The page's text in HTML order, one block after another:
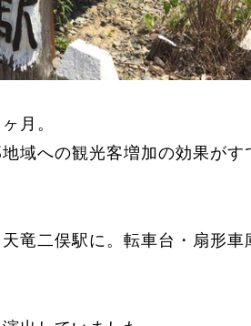
月。
域への観光客増加の効果がす
竜二俣駅に。転車台・扇形車